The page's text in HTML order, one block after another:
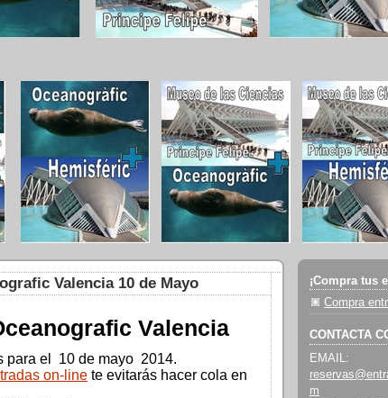
Valencia 10 de Mayo
Valencia
para el 10 de mayo 2014.
on-line te evitarás hacer cola en
¡Compra tus
Compra
CONTACTA
EMAIL:
m